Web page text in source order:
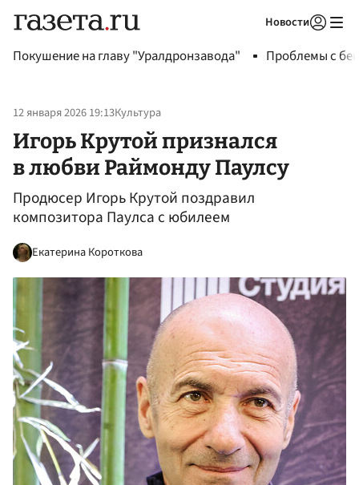
Новости
Покушение на главу "Уралдронзавода" Проблемы с
12 января 2026 19:13Культура
Игорь Крутой признался
в любви Раймонду Паулсу
Продюсер Игорь Крутой поздравил
композитора Паулса с юбилеем
Екатерина Короткова